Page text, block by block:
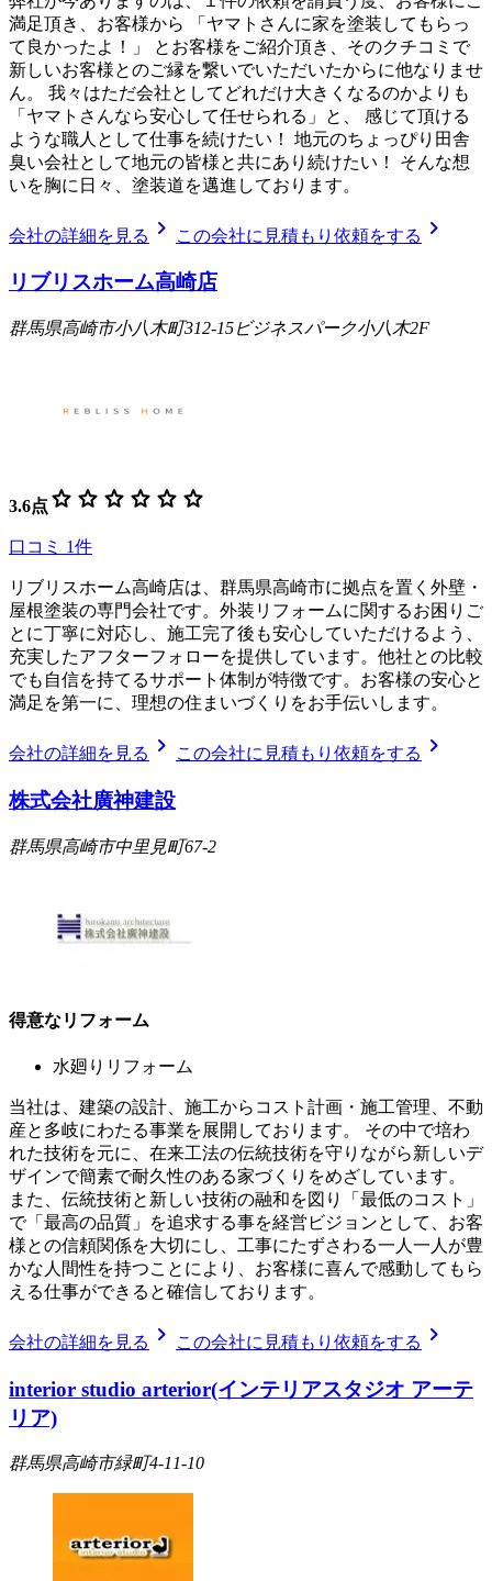
満足頂き、お客様から 「ヤマトさんに家を塗装してもらっ
て良かったよ！」 とお客様をご紹介頂き、そのクチコミで
新しいお客様とのご縁を繋いでいただいたからに他なりませ
ん。 我々はただ会社としてどれだけ大きくなるのかよりも
「ヤマトさんなら安心して任せられる」と、 感じて頂ける
ような職人として仕事を続けたい！ 地元のちょっぴり田舎
臭い会社として地元の皆様と共にあり続けたい！ そんな想
いを胸に日々、塗装道を邁進しております。
会社の詳細を見る chevron_right この会社に見積もり依頼をする chevron_right
リブリスホーム高崎店
群馬県高崎市小八木町312-15ビジネスパーク小八木2F
3.6点 star star star star star star
口コミ 1件
リブリスホーム高崎店は、群馬県高崎市に拠点を置く外壁・
屋根塗装の専門会社です。外装リフォームに関するお困りご
とに丁寧に対応し、施工完了後も安心していただけるよう、
充実したアフターフォローを提供しています。他社との比較
でも自信を持てるサポート体制が特徴です。お客様の安心と
満足を第一に、理想の住まいづくりをお手伝いします。
会社の詳細を見る chevron_right この会社に見積もり依頼をする chevron_right
株式会社廣神建設
群馬県高崎市中里見町67-2
得意なリフォーム
水廻りリフォーム
当社は、建築の設計、施工からコスト計画・施工管理、不動
産と多岐にわたる事業を展開しております。 その中で培わ
れた技術を元に、在来工法の伝統技術を守りながら新しいデ
ザインで簡素で耐久性のある家づくりをめざしています。
また、伝統技術と新しい技術の融和を図り「最低のコスト」
で「最高の品質」を追求する事を経営ビジョンとして、お客
様との信頼関係を大切にし、工事にたずさわる一人一人が豊
かな人間性を持つことにより、お客様に喜んで感動してもら
える仕事ができると確信しております。
会社の詳細を見る chevron_right この会社に見積もり依頼をする chevron_right
interior studio arterior(インテリアスタジオ アーテ
リア)
群馬県高崎市緑町4-11-10